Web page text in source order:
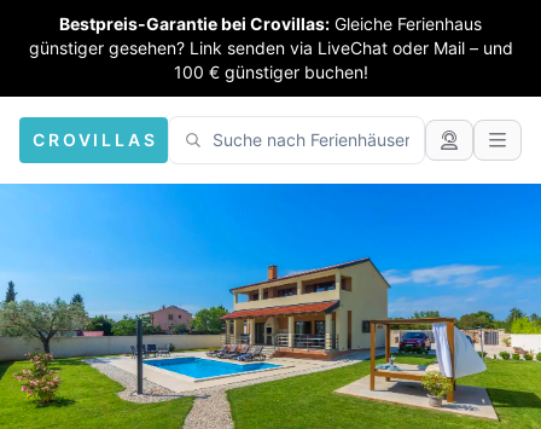
Bestpreis-Garantie bei Crovillas: Gleiche Ferienhaus
günstiger gesehen? Link senden via LiveChat oder Mail – und
100 € günstiger buchen!
CROVILLAS